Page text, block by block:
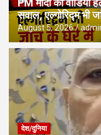
PM मोदी का
सवाल, एल्गोरिद्म भी
August 5, 2026
देश/दुनिया